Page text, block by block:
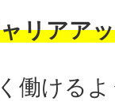
リアア
働ける